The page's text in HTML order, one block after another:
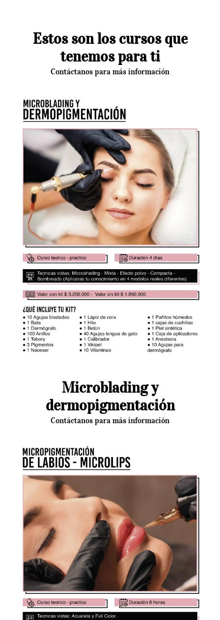
Estos son los cursos que
tenemos para ti
Contáctanos para más información
Microblading y
dermopigmentación
Contáctanos para más información